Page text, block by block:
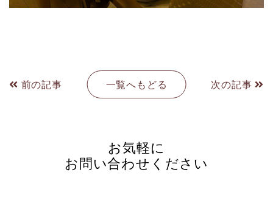
前の記事 一覧へもどる 次の記事
お気軽に
お問い合わせください